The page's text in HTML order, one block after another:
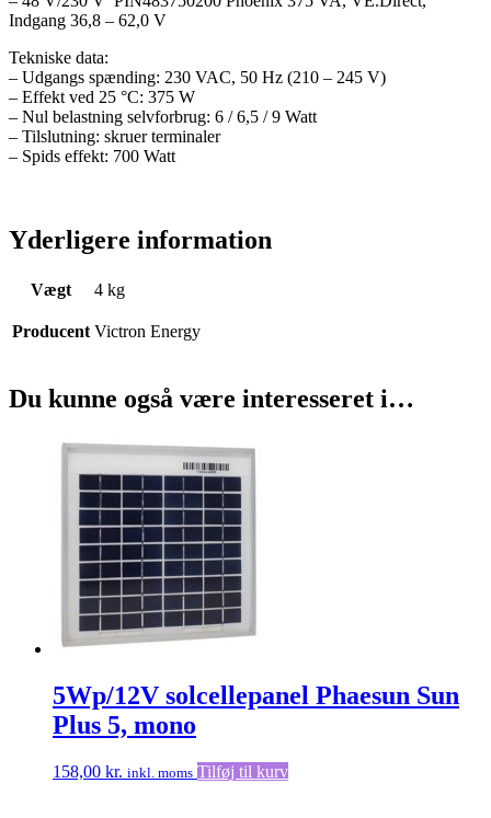
Indgang 36,8 – 62,0 V
Tekniske data:
– Udgangs spænding: 230 VAC, 50 Hz (210 – 245 V)
– Effekt ved 25 °C: 375 W
– Nul belastning selvforbrug: 6 / 6,5 / 9 Watt
– Tilslutning: skruer terminaler
– Spids effekt: 700 Watt
Yderligere information
Vægt 4 kg
Producent Victron Energy
Du kunne også være interesseret i…
5Wp/12V solcellepanel Phaesun Sun
Plus 5, mono
158,00 kr. inkl. moms Tilføj til kurv